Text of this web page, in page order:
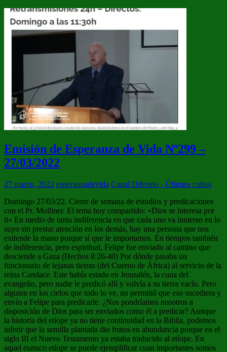
Emisión de Esperanza de Vida Nº299 –
27/03/2022
27 marzo, 2022 esperanzadevida Canal Diferido - Últimos cultos
Domingo 27/03/22. Cierre de semana de estudios y predicaciones
con el Pr. Molliner. El tema hoy compartido: «Dios se interesa por
ti» En medio de tanta indiferencia en que cada uno va inmerso en lo
suyo sin prestar atención en los demás, hay una persona que nos
extiende la mano porque sí que le importamos. En tiempos también
de indiferencia, pero espiritual, Felipe fue enviado al camino que
desciende a Gaza (Hechos 8:26-40) Por dónde pasaba un
funcionario de lejanas tierras (del Cuerno de África) al servicio de la
reina Candace. Este había estado en Jerusalén, la cuna del
evangelio, pero nadie le predicó allí y volvía a su tierra vacío. Pero
alguien en los cielos que todo lo ve, no permitió que eso sucediera y
envío a Felipe para predicarle. ¿Nos pondríamos nosotros a
disposición de Dios para ser enviados como él a predicar? Aunque
la historia del etíope ya no tiene continuidad en la Biblia, podemos
inferir que la semilla plantada dio frutos en abundancia porque en el
siglo III el Nuevo Testamento ya estaba traducido al etíope. En
aquel eunuco etíope se puede ejemplificar cuan importantes somos